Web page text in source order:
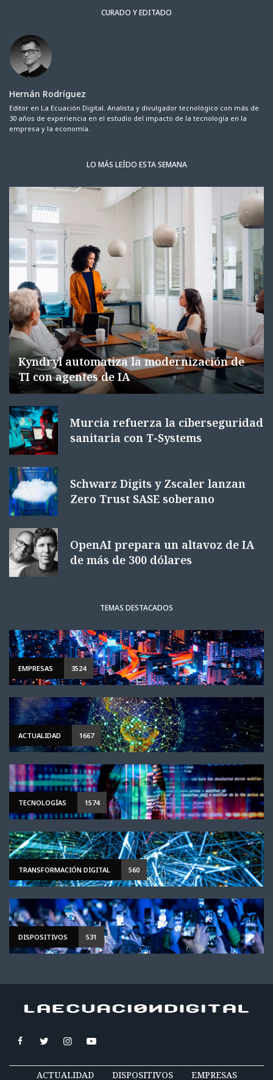
CURADO Y EDITADO
Hernán Rodríguez
Editor en La Ecuación Digital. Analista y divulgador tecnológico con más de
30 años de experiencia en el estudio del impacto de la tecnología en la
empresa y la economía.
LO MÁS LEÍDO ESTA SEMANA
Kyndryl automatiza la modernización de
TI con agentes de IA
Murcia refuerza la ciberseguridad
sanitaria con T-Systems
Schwarz Digits y Zscaler lanzan
Zero Trust SASE soberano
OpenAI prepara un altavoz de IA
de más de 300 dólares
TEMAS DESTACADOS
EMPRESAS 3524
ACTUALIDAD 1667
TECNOLOGÍAS 1574
TRANSFORMACIÓN DIGITAL 560
DISPOSITIVOS 531
ACTUALIDAD DISPOSITIVOS EMPRESAS